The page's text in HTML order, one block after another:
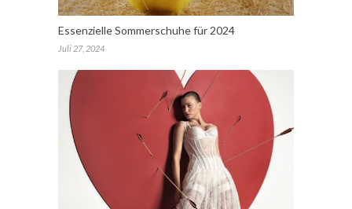
Essenzielle Sommerschuhe für 2024
Juli 27, 2024